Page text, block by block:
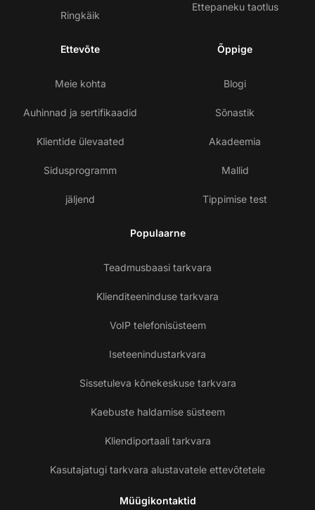
Ringkäik
Ettepaneku taotlus
Ettevõte
Meie kohta
Auhinnad ja sertifikaadid
Klientide ülevaated
Sidusprogramm
jäljend
Õppige
Blogi
Sõnastik
Akadeemia
Mallid
Tippimise test
Populaarne
Teadmusbaasi tarkvara
Klienditeeninduse tarkvara
VoIP telefonisüsteem
Iseteenindustarkvara
Sissetuleva kõnekeskuse tarkvara
Kaebuste haldamise süsteem
Kliendiportaali tarkvara
Kasutajatugi tarkvara alustavatele ettevõtetele
Müügikontaktid